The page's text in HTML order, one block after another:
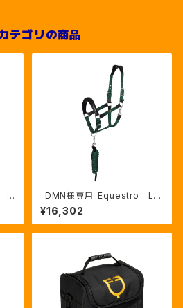
テゴリの商品
R
［DMN様専用］Equestro La
ni 無口＆引手セット グリー
ン FULLサイズ（ETH03002
N）
¥16,302